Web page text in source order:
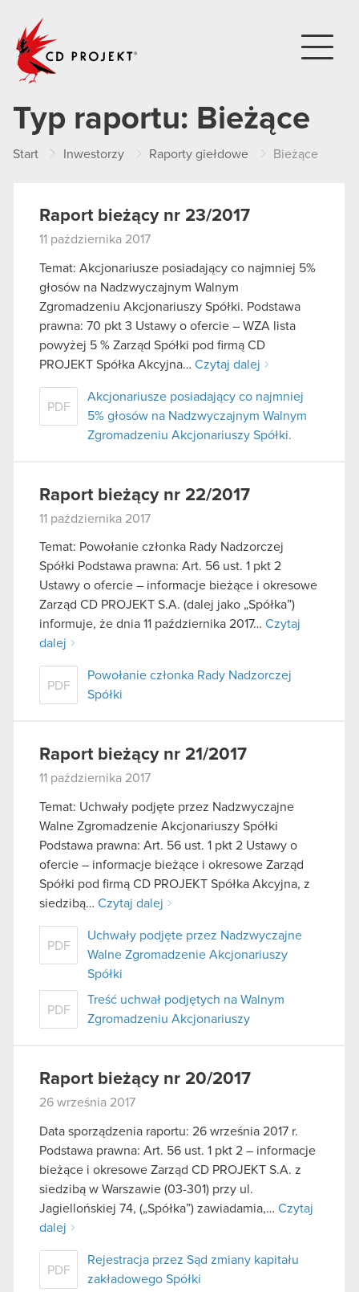
Typ raportu: Bieżące
Start Inwestorzy Raporty giełdowe Bieżące
Raport bieżący nr 23/2017
11 października 2017
Temat: Akcjonariusze posiadający co najmniej 5%
głosów na Nadzwyczajnym Walnym
Zgromadzeniu Akcjonariuszy Spółki. Podstawa
prawna: 70 pkt 3 Ustawy o ofercie – WZA lista
powyżej 5 % Zarząd Spółki pod firmą CD
PROJEKT Spółka Akcyjna… Czytaj dalej
PDF
Akcjonariusze posiadający co najmniej
5% głosów na Nadzwyczajnym Walnym
Zgromadzeniu Akcjonariuszy Spółki.
Raport bieżący nr 22/2017
11 października 2017
Temat: Powołanie członka Rady Nadzorczej
Spółki Podstawa prawna: Art. 56 ust. 1 pkt 2
Ustawy o ofercie – informacje bieżące i okresowe
Zarząd CD PROJEKT S.A. (dalej jako „Spółka”)
informuje, że dnia 11 października 2017… Czytaj
dalej
PDF
Powołanie członka Rady Nadzorczej
Spółki
Raport bieżący nr 21/2017
11 października 2017
Temat: Uchwały podjęte przez Nadzwyczajne
Walne Zgromadzenie Akcjonariuszy Spółki
Podstawa prawna: Art. 56 ust. 1 pkt 2 Ustawy o
ofercie – informacje bieżące i okresowe Zarząd
Spółki pod firmą CD PROJEKT Spółka Akcyjna, z
siedzibą… Czytaj dalej
PDF
Uchwały podjęte przez Nadzwyczajne
Walne Zgromadzenie Akcjonariuszy
Spółki
PDF
Treść uchwał podjętych na Walnym
Zgromadzeniu Akcjonariuszy
Raport bieżący nr 20/2017
26 września 2017
Data sporządzenia raportu: 26 września 2017 r.
Podstawa prawna: Art. 56 ust. 1 pkt 2 – informacje
bieżące i okresowe Zarząd CD PROJEKT S.A. z
siedzibą w Warszawie (03-301) przy ul.
Jagiellońskiej 74, („Spółka”) zawiadamia,… Czytaj
dalej
PDF
Rejestracja przez Sąd zmiany kapitału
zakładowego Spółki